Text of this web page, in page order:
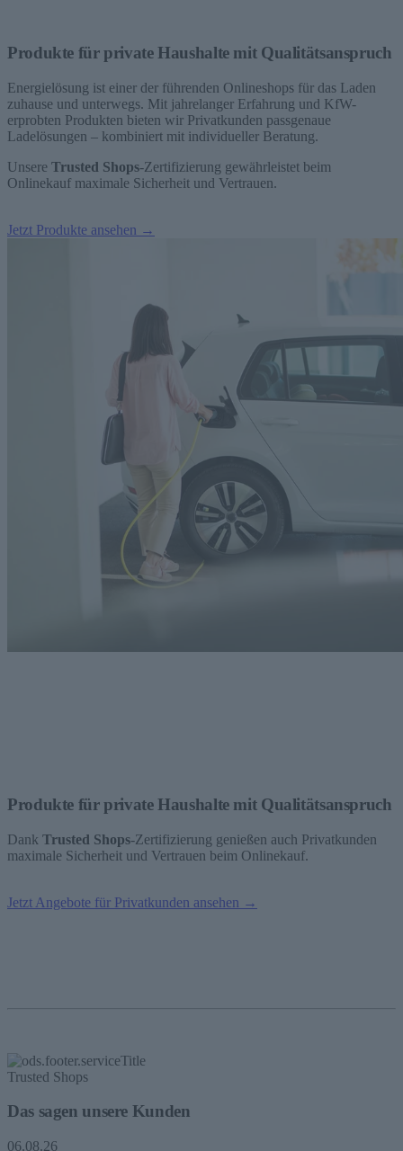
Produkte für private Haushalte mit Qualitätsanspruch
Energielösung ist einer der führenden Onlineshops für das Laden
zuhause und unterwegs. Mit jahrelanger Erfahrung und KfW-
erprobten Produkten bieten wir Privatkunden passgenaue
Ladelösungen – kombiniert mit individueller Beratung.
Unsere Trusted Shops-Zertifizierung gewährleistet beim
Onlinekauf maximale Sicherheit und Vertrauen.
Jetzt Produkte ansehen →
Produkte für private Haushalte mit Qualitätsanspruch
Dank Trusted Shops-Zertifizierung genießen auch Privatkunden
maximale Sicherheit und Vertrauen beim Onlinekauf.
Jetzt Angebote für Privatkunden ansehen →
Trusted Shops
Das sagen unsere Kunden
06.08.26